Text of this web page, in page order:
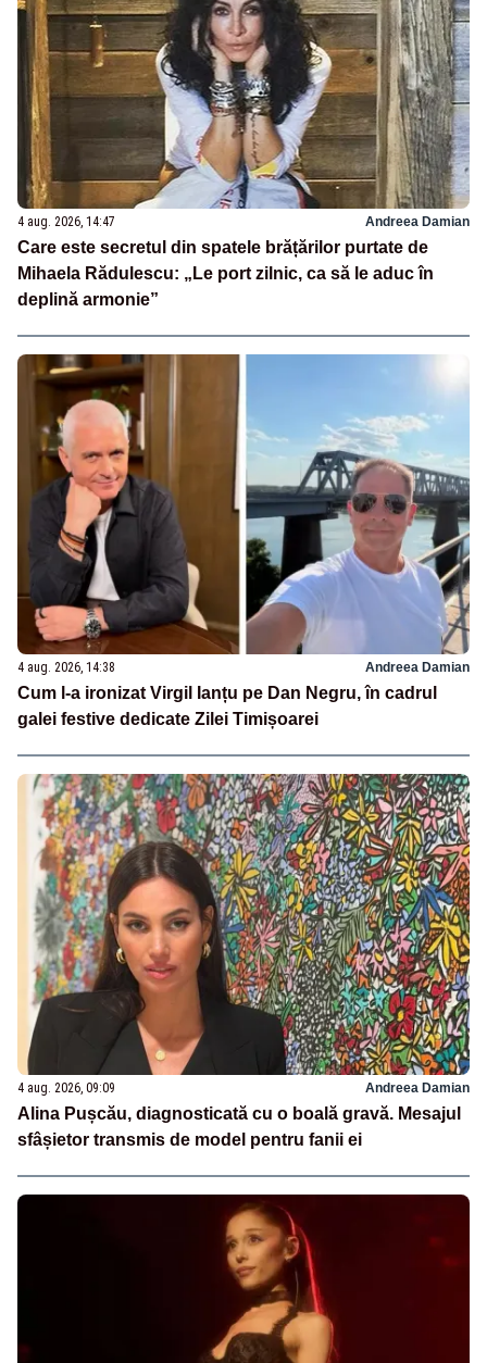
4 aug. 2026, 14:47 Andreea Damian
Care este secretul din spatele brățărilor purtate de
Mihaela Rădulescu: „Le port zilnic, ca să le aduc în
deplină armonie”
4 aug. 2026, 14:38 Andreea Damian
Cum l-a ironizat Virgil Ianțu pe Dan Negru, în cadrul
galei festive dedicate Zilei Timișoarei
4 aug. 2026, 09:09 Andreea Damian
Alina Pușcău, diagnosticată cu o boală gravă. Mesajul
sfâșietor transmis de model pentru fanii ei